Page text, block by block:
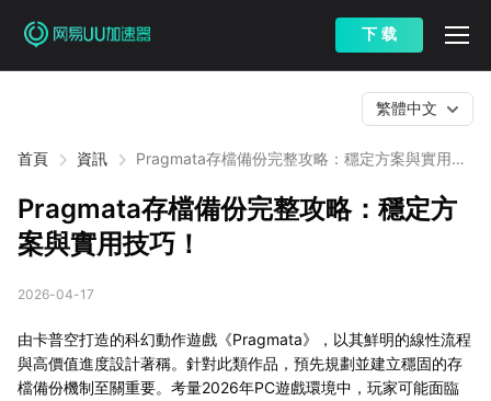
下 载
首頁 資訊
Pragmata存檔備份完整攻略：穩定方案與實用技
繁體中文
Pragmata存檔備份完整攻略：穩定方
案與實用技巧！
2026-04-17
由卡普空打造的科幻動作遊戲《Pragmata》，以其鮮明的線性流程
與高價值進度設計著稱。針對此類作品，預先規劃並建立穩固的存
檔備份機制至關重要。考量2026年PC遊戲環境中，玩家可能面臨